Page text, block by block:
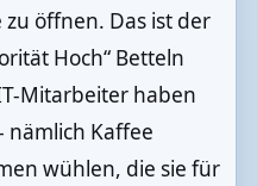
öffnen. Das ist der
Hoch“ Betteln
Mitarbeiter haben
nämlich Kaffee
wühlen, die sie für